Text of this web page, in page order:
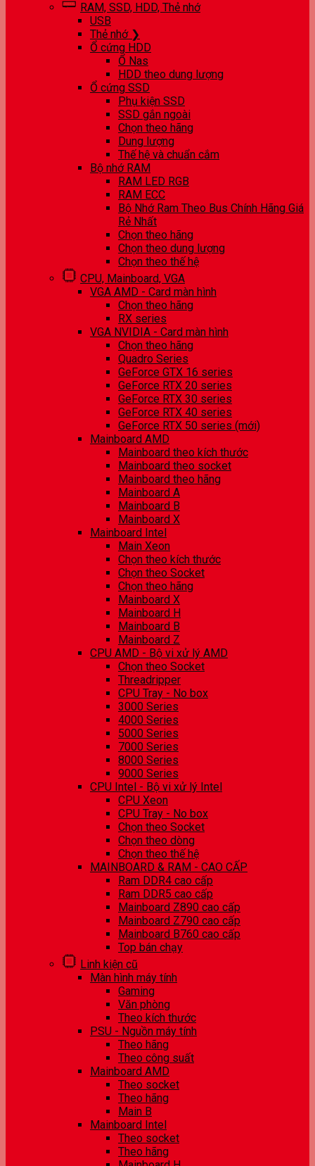
RAM, SSD, HDD, Thẻ nhớ
USB
Thẻ nhớ ❯
Ổ cứng HDD
Ổ Nas
HDD theo dung lượng
Ổ cứng SSD
Phụ kiện SSD
SSD gắn ngoài
Chọn theo hãng
Dung lượng
Thế hệ và chuẩn cắm
Bộ nhớ RAM
RAM LED RGB
RAM ECC
Bộ Nhớ Ram Theo Bus Chính Hãng Giá
Rẻ Nhất
Chọn theo hãng
Chọn theo dung lượng
Chọn theo thế hệ
CPU, Mainboard, VGA
VGA AMD - Card màn hình
Chọn theo hãng
RX series
VGA NVIDIA - Card màn hình
Chọn theo hãng
Quadro Series
GeForce GTX 16 series
GeForce RTX 20 series
GeForce RTX 30 series
GeForce RTX 40 series
GeForce RTX 50 series (mới)
Mainboard AMD
Mainboard theo kích thước
Mainboard theo socket
Mainboard theo hãng
Mainboard A
Mainboard B
Mainboard X
Mainboard Intel
Main Xeon
Chọn theo kích thước
Chọn theo Socket
Chọn theo hãng
Mainboard X
Mainboard H
Mainboard B
Mainboard Z
CPU AMD - Bộ vi xử lý AMD
Chọn theo Socket
Threadripper
CPU Tray - No box
3000 Series
4000 Series
5000 Series
7000 Series
8000 Series
9000 Series
CPU Intel - Bộ vi xử lý Intel
CPU Xeon
CPU Tray - No box
Chọn theo Socket
Chọn theo dòng
Chọn theo thế hệ
MAINBOARD & RAM - CAO CẤP
Ram DDR4 cao cấp
Ram DDR5 cao cấp
Mainboard Z890 cao cấp
Mainboard Z790 cao cấp
Mainboard B760 cao cấp
Top bán chạy
Linh kiện cũ
Màn hình máy tính
Gaming
Văn phòng
Theo kích thước
PSU - Nguồn máy tính
Theo hãng
Theo công suất
Mainboard AMD
Theo socket
Theo hãng
Main B
Mainboard Intel
Theo socket
Theo hãng